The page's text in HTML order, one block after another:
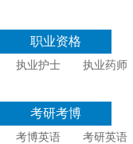
职业资格
执业护士 执业药师
考研考博
考博英语 考研英语